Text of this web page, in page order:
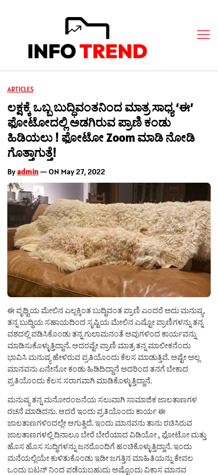
ARTICLES
ಲಕ್ಷಕ್ಕೆ ಒಬ್ಬ ಬುದ್ಧಿವಂತನಿಂದ ಮಾತ್ರ ಸಾಧ್ಯ ‘ಈ’
ಫೋಟೋದಲ್ಲಿ ಅಡಗಿರುವ ಪ್ರಾಣಿ ಕಂಡು
ಹಿಡಿಯಲು ! ಫೋಟೋ Zoom ಮಾಡಿ ನೋಡಿ
ಗೊತ್ತಾಗುತ್ತೆ!
Byadmin — ON May 27, 2022
ಈ ಪೃಥ್ವಿಯ ಮೇಲಿನ ಎಲ್ಲಕ್ಕಿಂತ ಬುದ್ಧಿವಂತ ಪ್ರಾಣಿ ಎಂದರೆ ಅದು ಮನುಷ್ಯ.
ತನ್ನ ಬುದ್ಧಿಯ ಸಹಾಯದಿಂದ ಸೃಷ್ಟಿಯ ಮೇಲಿನ ಎಷ್ಟೋ ಪ್ರಾಣಿಗಳನ್ನು ತನ್ನ
ವಶದಲ್ಲಿ ಪಡಿಸಿಕೊಂಡು ತನ್ನ ಗುಲಾಮನಂತೆ ಅವುಗಳಿಂದ ಕಾರ್ಯವನ್ನು
ಮಾಡಿಸುಕೊಳ್ಳುತ್ತಿದ್ದಾನೆ. ಆದರಷ್ಟೇ ಪ್ರಾಣಿ ಮಾತ್ರ ತನ್ನ ಮಾಲೀಕನೆಂದು
ಭಾವಿಸಿ ಮನುಷ್ಯ ಹೇಳಿರುವ ಪ್ರತಿಯೊಂದು ಕೆಲಸ ಮಾಡುತ್ತಿವೆ. ಅಷ್ಟೇ ಅಲ್ಲ
ಮಾನವನು ಏನೇನೋ ಕಂಡು ಹಿಡಿದಿದ್ದಾನೆ ಅದರಿಂದ ತನಗೆ ಬೇಕಾದ
ಪ್ರತಿಯೊಂದು ಕೆಲಸ ಸರಾಗವಾಗಿ ಮಾಡಿಕೊಳ್ಳುತ್ತಿದ್ದಾನೆ.
ಮನುಷ್ಯ ತನ್ನ ಮನೋರಂಜನೆಯ ಸಲುವಾಗಿ ಸಾಮಾಜಿಕ ಜಾಲತಾಣಗಳ
ರಚನೆ ಮಾಡಿದನು. ಆದರೆ ಇಂದು ಪ್ರತಿಯೊಂದು ಕಾರ್ಯ ಈ
ಜಾಲತಾಣಗಳಿಂದಲ್ಲೇ ಆಗುತ್ತಿದೆ. ಇಂದು ಮಾನವನು ತಾನು ರಚಿಸಿರುವ
ಜಾಲತಾಣಗಳಲ್ಲಿ ದಿನಾಲೂ ಬೇರೆ ಬೇರೆಯಾದ ವಿಡಿಯೋ , ಫೋಟೋ ಮತ್ತು
ಹೊಸ ಹೊಸ ಸುದ್ಧಿಗಳನ್ನು ಜನರೊಂದಿಗೆ ಹಂಚಿಕೊಳ್ಳುತ್ತಿದ್ದಾನೆ. ಇಂದು
ಮನೆಯಲ್ಲಿಯೇ ಕುಳಿತುಕೊಂಡು ಇಡೀ ಜಗತ್ತಿನ ಮಾಹಿತಿಯನ್ನು ಕೇವಲ
ಒಂದು ಬಟನ್ ನಿಂದ ಪಡೆಯಬಹುದು ಅಷ್ಟೊಂದು ವಿಕಾಸ ಮಾನವ